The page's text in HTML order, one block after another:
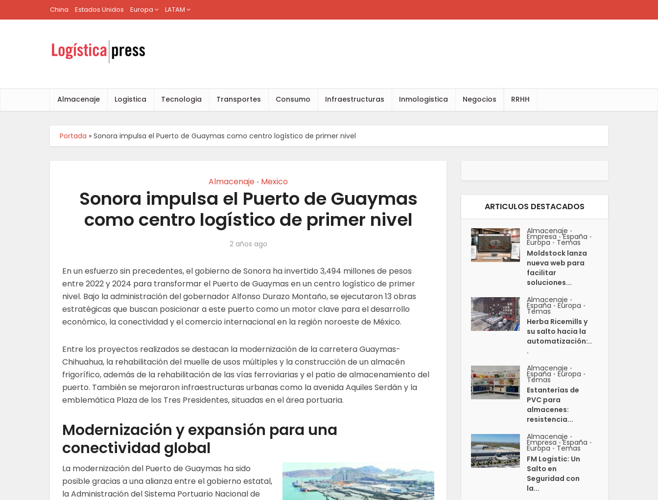
China Estados Unidos Europa LATAM
Almacenaje Logistica Tecnologia Transportes Consumo Infraestructuras Inmologistica Negocios RRHH
Portada » Sonora impulsa el Puerto de Guaymas como centro logístico de primer nivel
Almacenaje • Mexico
Sonora impulsa el Puerto de Guaymas
como centro logístico de primer nivel
2 años ago
En un esfuerzo sin precedentes, el gobierno de Sonora ha invertido 3,494 millones de pesos
entre 2022 y 2024 para transformar el Puerto de Guaymas en un centro logístico de primer
nivel. Bajo la administración del gobernador Alfonso Durazo Montaño, se ejecutaron 13 obras
estratégicas que buscan posicionar a este puerto como un motor clave para el desarrollo
económico, la conectividad y el comercio internacional en la región noroeste de México.
Entre los proyectos realizados se destacan la modernización de la carretera Guaymas-
Chihuahua, la rehabilitación del muelle de usos múltiples y la construcción de un almacén
frigorífico, además de la rehabilitación de las vías ferroviarias y el patio de almacenamiento del
puerto. También se mejoraron infraestructuras urbanas como la avenida Aquiles Serdán y la
emblemática Plaza de los Tres Presidentes, situadas en el área portuaria.
Modernización y expansión para una
conectividad global
La modernización del Puerto de Guaymas ha sido
posible gracias a una alianza entre el gobierno estatal,
la Administración del Sistema Portuario Nacional de
ARTICULOS DESTACADOS
Almacenaje •
Empresa • España •
Europa • Temas
Moldstock lanza
nueva web para
facilitar
soluciones...
Almacenaje •
España • Europa •
Temas
Herba Ricemills y
su salto hacia la
automatización:..
.
Almacenaje •
España • Europa •
Temas
Estanterías de
PVC para
almacenes:
resistencia...
Almacenaje •
Empresa • España •
Europa • Temas
FM Logistic: Un
Salto en
Seguridad con
la...